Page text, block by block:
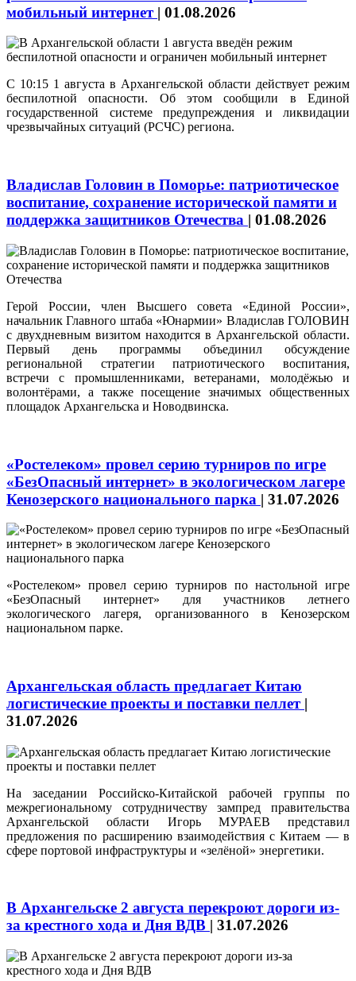
мобильный интернет | 01.08.2026
С 10:15 1 августа в Архангельской области действует режим
беспилотной опасности. Об этом сообщили в Единой
государственной системе предупреждения и ликвидации
чрезвычайных ситуаций (РСЧС) региона.
Владислав Головин в Поморье: патриотическое
воспитание, сохранение исторической памяти и
поддержка защитников Отечества | 01.08.2026
Герой России, член Высшего совета «Единой России»,
начальник Главного штаба «Юнармии» Владислав ГОЛОВИН
с двухдневным визитом находится в Архангельской области.
Первый день программы объединил обсуждение
региональной стратегии патриотического воспитания,
встречи с промышленниками, ветеранами, молодёжью и
волонтёрами, а также посещение значимых общественных
площадок Архангельска и Новодвинска.
«Ростелеком» провел серию турниров по игре
«БезОпасный интернет» в экологическом лагере
Кенозерского национального парка | 31.07.2026
«Ростелеком» провел серию турниров по настольной игре
«БезОпасный интернет» для участников летнего
экологического лагеря, организованного в Кенозерском
национальном парке.
Архангельская область предлагает Китаю
логистические проекты и поставки пеллет |
31.07.2026
На заседании Российско‑Китайской рабочей группы по
межрегиональному сотрудничеству зампред правительства
Архангельской области Игорь МУРАЕВ представил
предложения по расширению взаимодействия с Китаем — в
сфере портовой инфраструктуры и «зелёной» энергетики.
В Архангельске 2 августа перекроют дороги из-
за крестного хода и Дня ВДВ | 31.07.2026